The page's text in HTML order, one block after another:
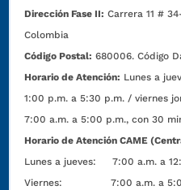
Dirección Fase II: Carrera 11 #
Colombia
Código Postal: 680006. Código
Horario de Atención: Lunes a
1:00 p.m. a 5:30 p.m. / viernes
7:00 a.m. a 5:00 p.m., con 30
Horario de Atención CAME
Lunes a jueves: 7:00 a.m. a
Viernes: 7:00 a.m. a 5:00